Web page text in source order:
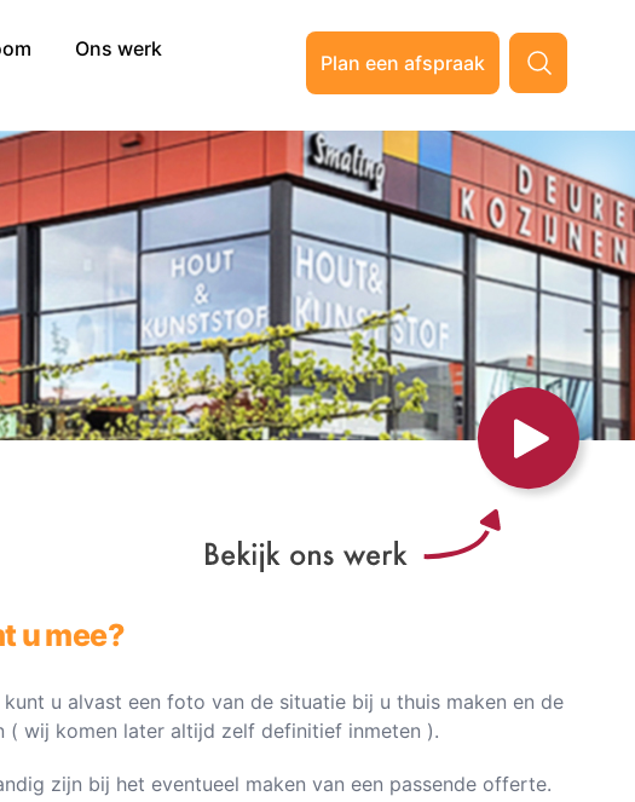
Ons werk
Plan een afspraak
u mee?
u alvast een foto van de situatie bij u thuis maken en de
( wij komen later altijd zelf definitief inmeten ).
zijn bij het eventueel maken van een passende offerte.